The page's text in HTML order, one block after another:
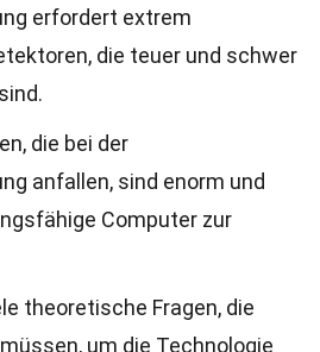
erfordert extrem
die teuer und schwer
die bei der
anfallen, sind enorm und
Computer zur
theoretische Fragen, die
um die Technologie